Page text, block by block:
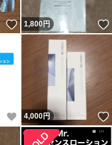
いいね！
1,800円
いいね！
4,000円